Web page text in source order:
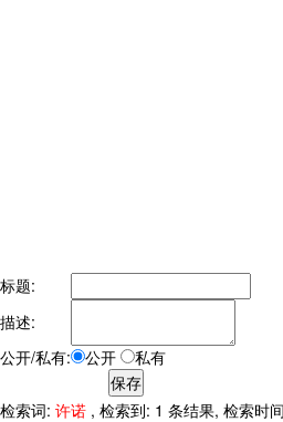
标题:
描述:
公开/私有:
公开 私有
检索词: 许诺 , 检索到: 1 条结果, 检索时